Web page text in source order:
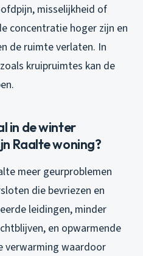
misselijkheid of
concentratie hoger zijn en
de ruimte verlaten. In
kruipruimtes kan de
in de winter
Raalte woning?
meer geurproblemen
die bevriezen en
leidingen, minder
en opwarmende
verwarming waardoor